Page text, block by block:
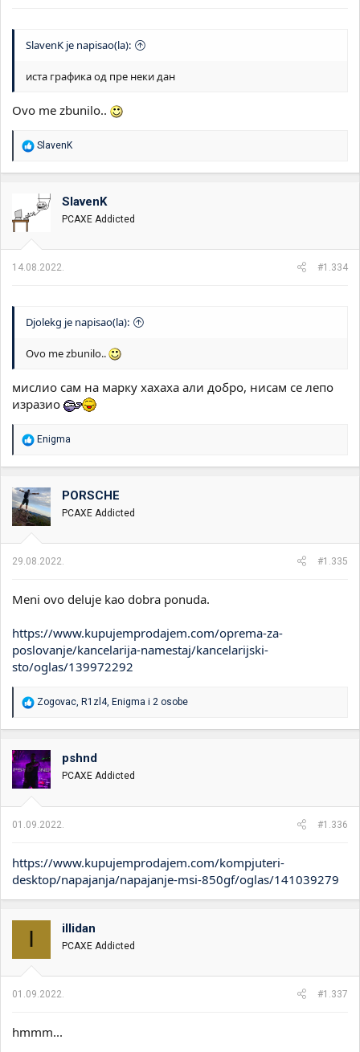
SlavenK je napisao(la):
иста графика од пре неки дан
Ovo me zbunilo..
R
o
v
:
SlavenK
SlavenK
PCAXE Addicted
14.08.2022. #1.334
Djolekg je napisao(la):
Ovo me zbunilo..
мислио сам на марку хахаха али добро, нисам се лепо
изразио
R
o
v
a
n
:
Enigma
PORSCHE
PCAXE Addicted
29.08.2022. #1.335
Meni ovo deluje kao dobra ponuda.
https://www.kupujemprodajem.com/oprema-za-
poslovanje/kancelarija-namestaj/kancelarijski-
sto/oglas/139972292
R
a
o
v
a
n
:
Zogovac, R1zl4, Enigma i 2 osobe
pshnd
PCAXE Addicted
01.09.2022. #1.336
https://www.kupujemprodajem.com/kompjuteri-
desktop/napajanja/napajanje-msi-850gf/oglas/141039279
I illidan
PCAXE Addicted
01.09.2022. #1.337
hmmm...